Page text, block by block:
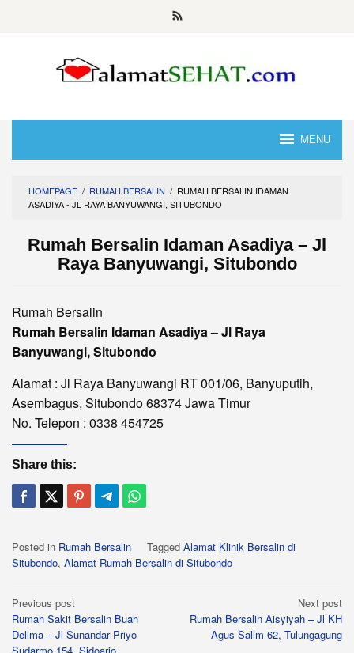
MENU
HOMEPAGE / RUMAH BERSALIN / RUMAH BERSALIN IDAMAN
ASADIYA - JL RAYA BANYUWANGI, SITUBONDO
Rumah Bersalin Idaman Asadiya – Jl
Raya Banyuwangi, Situbondo
Rumah Bersalin
Rumah Bersalin Idaman Asadiya – Jl Raya
Banyuwangi, Situbondo
Alamat : Jl Raya Banyuwangi RT 001/06, Banyuputih,
Asembagus, Situbondo 68374 Jawa Timur
No. Telepon : 0338 454725
Share this:
Posted in Rumah Bersalin Tagged Alamat Klinik Bersalin di
Situbondo, Alamat Rumah Bersalin di Situbondo
Post
navigation
Previous post
Rumah Sakit Bersalin Buah
Delima – Jl Sunandar Priyo
Sudarmo 154, Sidoarjo
Next post
Rumah Bersalin Aisyiyah – Jl KH
Agus Salim 62, Tulungagung